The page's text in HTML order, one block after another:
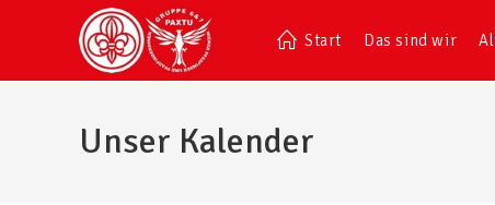
Start Das sind wir
Unser Kalender